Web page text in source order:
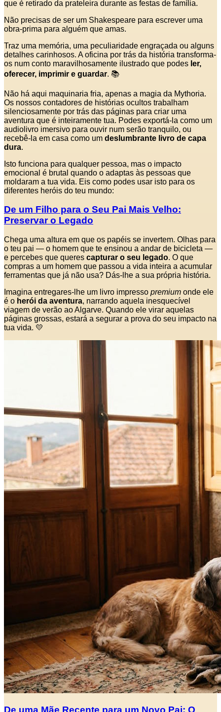
que é retirado da prateleira durante as festas de família.
Não precisas de ser um Shakespeare para escrever uma
obra-prima para alguém que amas.
Traz uma memória, uma peculiaridade engraçada ou alguns
detalhes carinhosos. A oficina por trás da história transforma-
os num conto maravilhosamente ilustrado que podes ler,
oferecer, imprimir e guardar. 📚
Não há aqui maquinaria fria, apenas a magia da Mythoria.
Os nossos contadores de histórias ocultos trabalham
silenciosamente por trás das páginas para criar uma
aventura que é inteiramente tua. Podes exportá-la como um
audiolivro imersivo para ouvir num serão tranquilo, ou
recebê-la em casa como um deslumbrante livro de capa
dura.
Isto funciona para qualquer pessoa, mas o impacto
emocional é brutal quando o adaptas às pessoas que
moldaram a tua vida. Eis como podes usar isto para os
diferentes heróis do teu mundo:
De um Filho para o Seu Pai Mais Velho:
Preservar o Legado
Chega uma altura em que os papéis se invertem. Olhas para
o teu pai — o homem que te ensinou a andar de bicicleta —
e percebes que queres capturar o seu legado. O que
compras a um homem que passou a vida inteira a acumular
ferramentas que já não usa? Dás-lhe a sua própria história.
Imagina entregares-lhe um livro impresso premium onde ele
é o herói da aventura, narrando aquela inesquecível
viagem de verão ao Algarve. Quando ele virar aquelas
páginas grossas, estará a segurar a prova do seu impacto na
tua vida. 💛
De uma Mãe Recente para um Novo Pai: O